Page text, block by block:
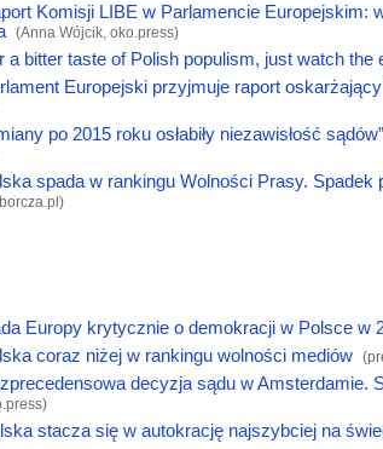
Komisji LIBE w Parlamencie Europejskim:
(Anna Wójcik, oko.press)
a bitter taste of Polish populism, just watch the
Europejski przyjmuje raport
po 2015 roku osłabiły niezawisłość
spada w rankingu Wolności Prasy.
)
Europy krytycznie o demokracji w Polsce w
coraz niżej w rankingu wolności mediów (
decyzja sądu w Amsterdamie.
)
stacza się w autokrację najszybciej na